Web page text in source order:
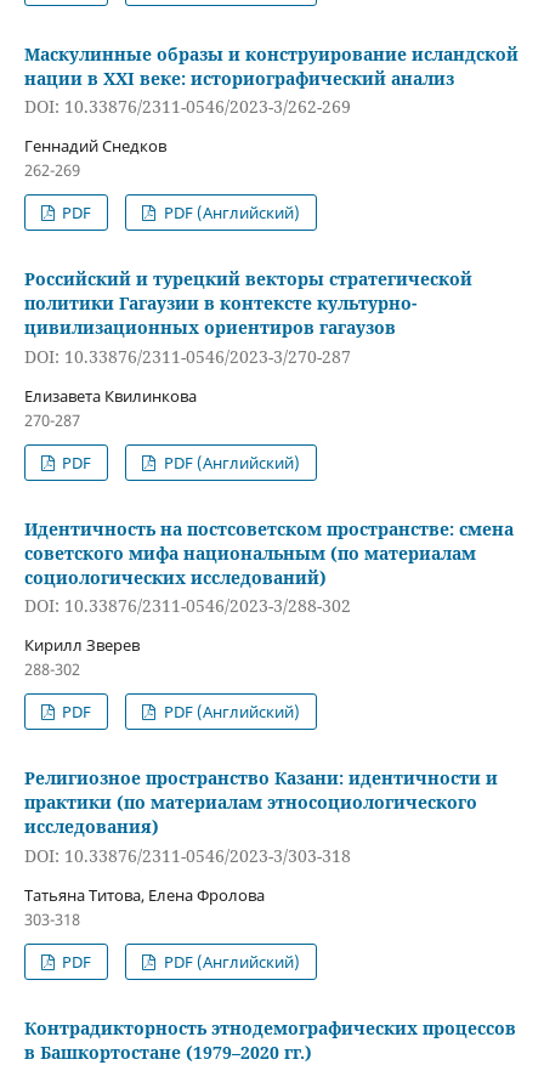
Маскулинные образы и конструирование исландской
нации в XXI веке: историографический анализ
DOI: 10.33876/2311-0546/2023-3/262-269
Геннадий Снедков
262-269
PDF
PDF (Английский)
Российский и турецкий векторы стратегической
политики Гагаузии в контексте культурно-
цивилизационных ориентиров гагаузов
DOI: 10.33876/2311-0546/2023-3/270-287
Елизавета Квилинкова
270-287
PDF
PDF (Английский)
Идентичность на постсоветском пространстве: смена
советского мифа национальным (по материалам
социологических исследований)
DOI: 10.33876/2311-0546/2023-3/288-302
Кирилл Зверев
288-302
PDF
PDF (Английский)
Религиозное пространство Казани: идентичности и
практики (по материалам этносоциологического
исследования)
DOI: 10.33876/2311-0546/2023-3/303-318
Татьяна Титова, Елена Фролова
303-318
PDF
PDF (Английский)
Контрадикторность этнодемографических процессов
в Башкортостане (1979–2020 гг.)